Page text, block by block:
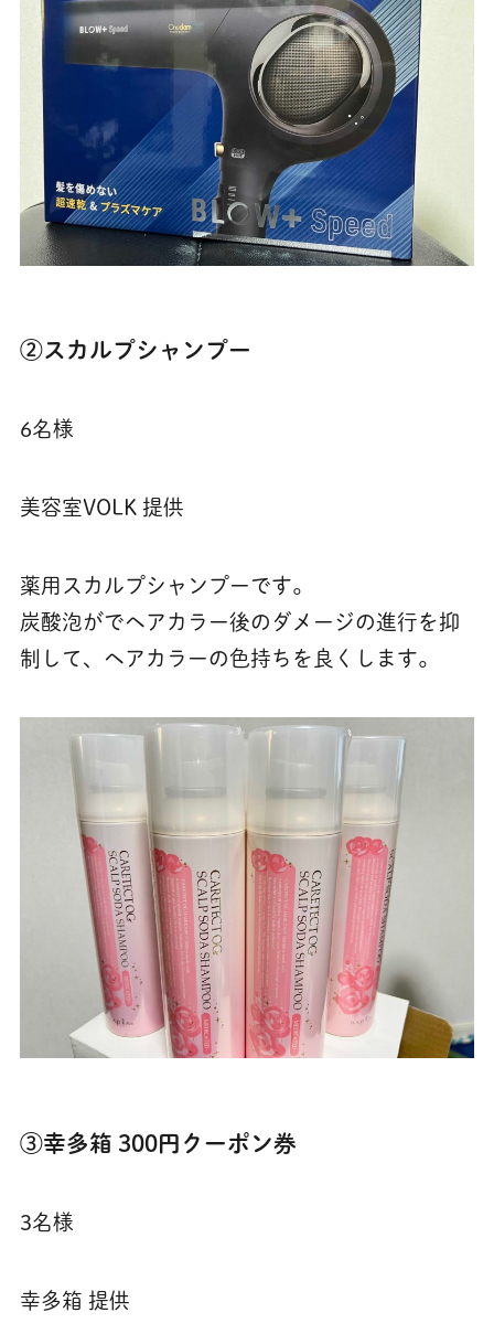
②スカルプシャンプー
6名様
美容室VOLK 提供
薬用スカルプシャンプーです。
炭酸泡がでヘアカラー後のダメージの進行を抑
制して、ヘアカラーの色持ちを良くします。
③幸多箱 300円クーポン券
3名様
幸多箱 提供